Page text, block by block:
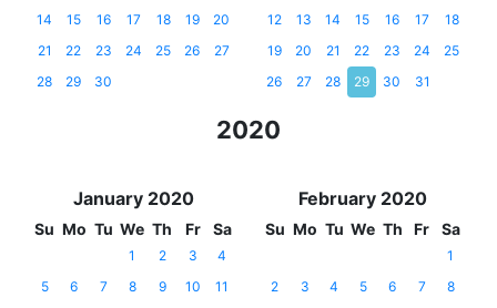
14
15 16 17 18 19
20
21
22 23 24 25 26
27
28
29 30
12
13 14 15 16 17
18
19
20 21 22 23 24
25
26
27 28 29 30 31
2020
January 2020
Su Mo Tu We Th Fr Sa
1 2 3
4
5
6 7 8 9 10
11
February 2020
Su Mo Tu We Th Fr Sa
1
2
3 4 5 6 7
8